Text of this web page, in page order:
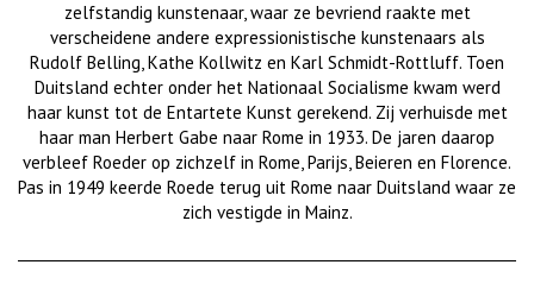
zelfstandig kunstenaar, waar ze bevriend raakte met
verscheidene andere expressionistische kunstenaars als
Rudolf Belling,Kathe Kollwitz en Karl Schmidt-Rottluff. Toen
Duitsland echter onder het Nationaal Socialisme kwam werd
haar kunst tot de Entartete Kunst gerekend. Zij verhuisde met
haar man Herbert Gabe naar Rome in 1933. De jaren daarop
verbleef Roeder op zichzelf in Rome, Parijs, Beieren en Florence.
Pas in 1949 keerde Roede terug uit Rome naar Duitsland waar ze
zich vestigde in Mainz.